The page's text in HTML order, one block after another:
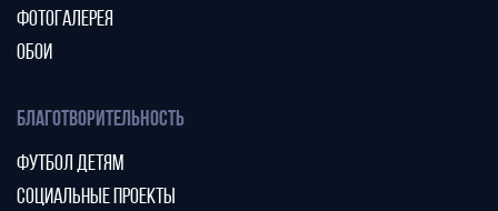
ФОТОГАЛЕРЕЯ
ОБОИ
БЛАГОТВОРИТЕЛЬНОСТЬ
ФУТБОЛ ДЕТЯМ
СОЦИАЛЬНЫЕ ПРОЕКТЫ